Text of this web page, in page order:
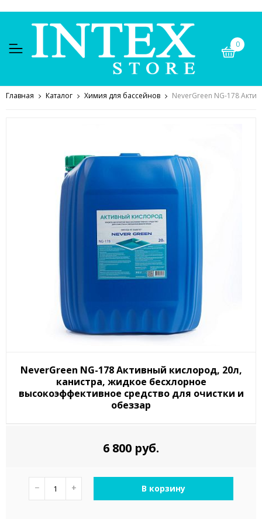
0
Главная Каталог Химия для бассейнов NeverGreen NG-178
NeverGreen NG-178 Активный кислород, 20л,
канистра, жидкое бесхлорное
высокоэффективное средство для очистки и
обеззар
6 800 руб.
− + В корзину